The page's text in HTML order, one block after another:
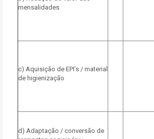
mensalidades
c) Aquisição de EPI’s / material
de higienização
d) Adaptação / conversão de